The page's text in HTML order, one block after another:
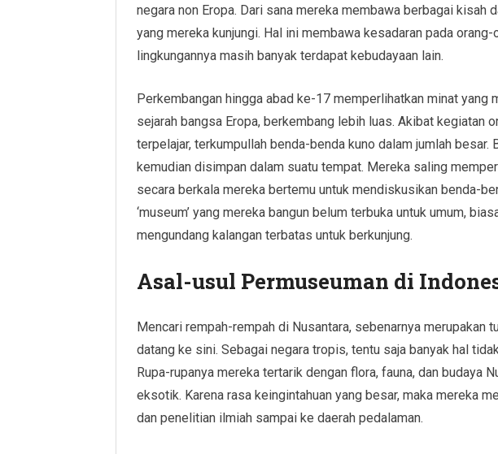
negara non Eropa. Dari sana mereka membawa berbagai kisah
yang mereka kunjungi. Hal ini membawa kesadaran pada
lingkungannya masih banyak terdapat kebudayaan lain.
Perkembangan hingga abad ke-17 memperlihatkan minat yang
sejarah bangsa Eropa, berkembang lebih luas. Akibat kegiatan
terpelajar, terkumpullah benda-benda kuno dalam jumlah besar.
kemudian disimpan dalam suatu tempat. Mereka saling
secara berkala mereka bertemu untuk mendiskusikan benda-
‘museum’ yang mereka bangun belum terbuka untuk umum,
mengundang kalangan terbatas untuk berkunjung.
Asal-usul Permuseuman di
Mencari rempah-rempah di Nusantara, sebenarnya merupakan
datang ke sini. Sebagai negara tropis, tentu saja banyak hal
Rupa-rupanya mereka tertarik dengan flora, fauna, dan budaya
eksotik. Karena rasa keingintahuan yang besar, maka mereka
dan penelitian ilmiah sampai ke daerah pedalaman.